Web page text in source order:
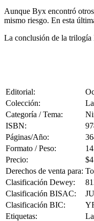
Aunque Byx encontró
mismo riesgo. En esta
La conclusión de la trilogía
Editorial:
Colección:
Categoría / Tema:
ISBN:
Páginas/Año:
Formato / Peso:
Precio:
Derechos de venta para:
Clasificación Dewey:
Clasificación BISAC:
Clasificación BIC:
Etiquetas: